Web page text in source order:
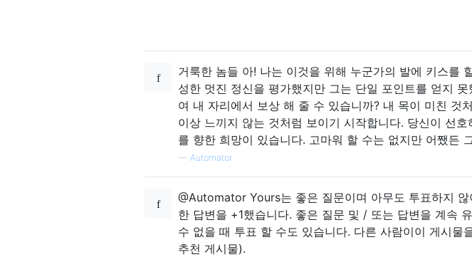
거룩한 놈들 아! 나는 이것을 위해 누군가의 발에 키스를
성한 멋진 정신을 평가했지만 그는 단일 포인트를 얻지
여 내 자리에서 보상 해 줄 수 있습니까? 내 목이 미친 것
이상 느끼지 않는 것처럼 보이기 시작합니다. 당신이 선
를 향한 희망이 있습니다. 고마워 할 수는 없지만 어쨌든
— Automator
@Automator Yours는 좋은 질문이며 아무도 투표하지
한 답변을 +1했습니다. 좋은 질문 및 / 또는 답변을 계속
수 없을 때 투표 할 수도 있습니다. 다른 사람이이 게시물
추천 게시물).